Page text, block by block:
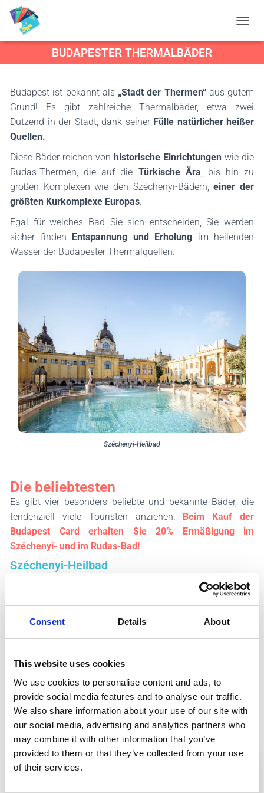
Consent Details About
This website uses cookies
We use cookies to personalise content and ads, to
provide social media features and to analyse our traffic.
We also share information about your use of our site with
our social media, advertising and analytics partners who
may combine it with other information that you’ve
provided to them or that they’ve collected from your use
of their services.
A
I
T
I
O
M
C
H
T
E
N
BUDAPESTER THERMALBÄDER
Budapest ist bekannt als „Stadt der Thermen“aus gutem
Grund! Es gibt zahlreiche Thermalbäder, etwa zwei
Dutzend in der Stadt, dank seiner Fülle natürlicher heißer
Quellen.
Diese Bäder reichen von historische Einrichtungen wie die
Rudas-Thermen, die auf die Türkische Ära, bis hin zu
großen Komplexen wie den Széchenyi-Bädern,einer der
größten Kurkomplexe Europas.
Egal für welches Bad Sie sich entscheiden, Sie werden
sicher finden Entspannung und Erholung im heilenden
Wasser der Budapester Thermalquellen.
Széchenyi-Heilbad
Die beliebtesten
Es gibt vier besonders beliebte und bekannte Bäder, die
tendenziell viele Touristen anziehen. Beim Kauf der
Budapest Card erhalten Sie 20% Ermäßigung im
Széchenyi- und im Rudas-Bad!
Széchenyi-Heilbad
. Seine prachtvolle
Architektur, die zahlreichen Pools (sowohl drinnen als auch
draußen) und zusätzliche Einrichtungen wie Saunen und
Massageangebote machen es zu einer Top-Adresse für
an Wochenendabenden.
Sie können das Ticket auswählen, das Ihren Vorlieben
besser entspricht: dasreguläre Eintrittskarte, oder die
Komplettes Erlebnis mit Palmenhaus plus Snack und
Cocktail.